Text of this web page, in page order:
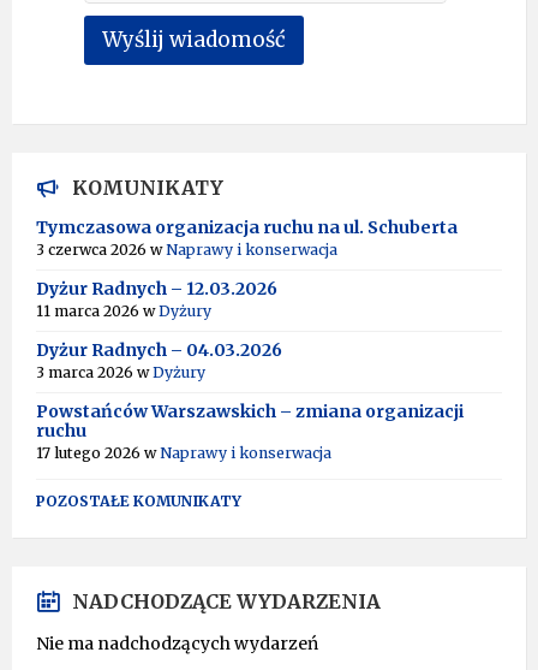
Wyślij wiadomość
t
n
a
t
v
e
:
KOMUNIKATY
Tymczasowa organizacja ruchu na ul. Schuberta
3 czerwca 2026 wNaprawy i konserwacja
Dyżur Radnych – 12.03.2026
11 marca 2026 wDyżury
Dyżur Radnych – 04.03.2026
3 marca 2026 wDyżury
Powstańców Warszawskich – zmiana organizacji
ruchu
17 lutego 2026 wNaprawy i konserwacja
POZOSTAŁE KOMUNIKATY
NADCHODZĄCE WYDARZENIA
Nie ma nadchodzących wydarzeń